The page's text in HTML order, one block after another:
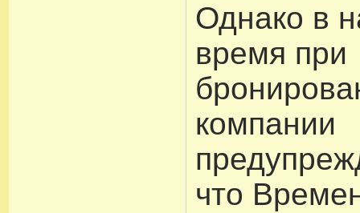
Однако в
время при
компании
что